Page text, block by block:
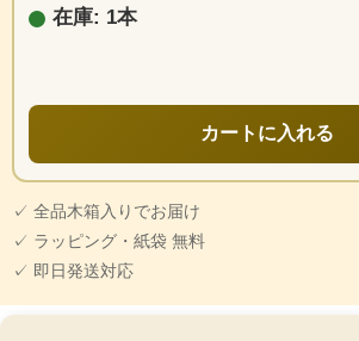
在庫: 1本
カートに入れる
✓ 全品木箱入りでお届け
✓ ラッピング・紙袋 無料
✓ 即日発送対応